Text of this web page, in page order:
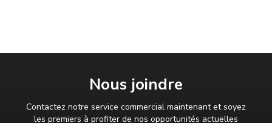
Nous joindre
Contactez notre service commercial maintenant et soyez
les premiers à profiter de nos opportunités actuelles